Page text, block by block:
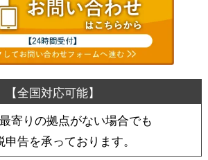
寄りの拠点がない場合でも
申告を承っております。